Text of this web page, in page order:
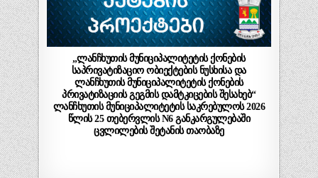
„ლანჩხუთის მუნიციპალიტეტის ქონების
საპრივატიზაციო ობიექტების ნუსხისა და
ლანჩხუთის მუნიციპალიტეტის ქონების
პრივატიზაციის გეგმის დამტკიცების შესახებ“
ლანჩხუთის მუნიციპალიტეტის საკრებულოს 2026
წლის 25 თებერვლის N6 განკარგულებაში
ცვლილების შეტანის თაობაზე